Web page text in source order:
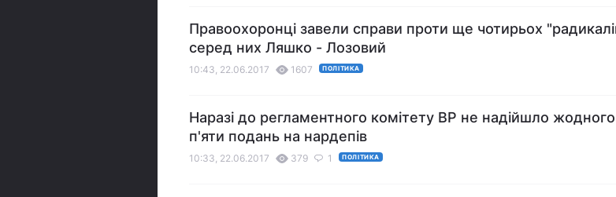
Правоохоронці завели справи проти ще чотирьох
серед них Ляшко - Лозовий
10:43, 22.06.2017 1607 ПОЛІТИКА
Наразі до регламентного комітету ВР не надійшло жодного
п'яти подань на нардепів
10:33, 22.06.2017 379 1 ПОЛІТИКА